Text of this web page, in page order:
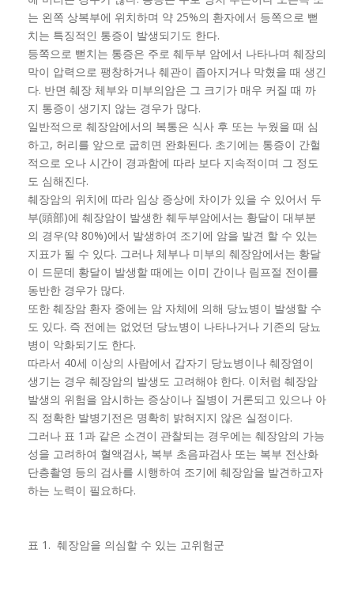
는 왼쪽 상복부에 위치하며 약 25%의 환자에서 등쪽으로 뻗
치는 특징적인 통증이 발생되기도 한다.
등쪽으로 뻗치는 통증은 주로 췌두부 암에서 나타나며 췌장의
막이 압력으로 팽창하거나 췌관이 좁아지거나 막혔을 때 생긴
다. 반면 췌장 체부와 미부의암은 그 크기가 매우 커질 때 까
지 통증이 생기지 않는 경우가 많다.
일반적으로 췌장암에서의 복통은 식사 후 또는 누웠을 때 심
하고, 허리를 앞으로 굽히면 완화된다. 초기에는 통증이 간헐
적으로 오나 시간이 경과함에 따라 보다 지속적이며 그 정도
도 심해진다.
췌장암의 위치에 따라 임상 증상에 차이가 있을 수 있어서 두
부(頭部)에 췌장암이 발생한 췌두부암에서는 황달이 대부분
의 경우(약 80%)에서 발생하여 조기에 암을 발견 할 수 있는
지표가 될 수 있다. 그러나 체부나 미부의 췌장암에서는 황달
이 드문데 황달이 발생할 때에는 이미 간이나 림프절 전이를
동반한 경우가 많다.
또한 췌장암 환자 중에는 암 자체에 의해 당뇨병이 발생할 수
도 있다. 즉 전에는 없었던 당뇨병이 나타나거나 기존의 당뇨
병이 악화되기도 한다.
따라서 40세 이상의 사람에서 갑자기 당뇨병이나 췌장염이
생기는 경우 췌장암의 발생도 고려해야 한다. 이처럼 췌장암
발생의 위험을 암시하는 증상이나 질병이 거론되고 있으나 아
직 정확한 발병기전은 명확히 밝혀지지 않은 실정이다.
그러나 표 1과 같은 소견이 관찰되는 경우에는 췌장암의 가능
성을 고려하여 혈액검사, 복부 초음파검사 또는 복부 전산화
단층촬영 등의 검사를 시행하여 조기에 췌장암을 발견하고자
하는 노력이 필요하다.
표 1. 췌장암을 의심할 수 있는 고위험군